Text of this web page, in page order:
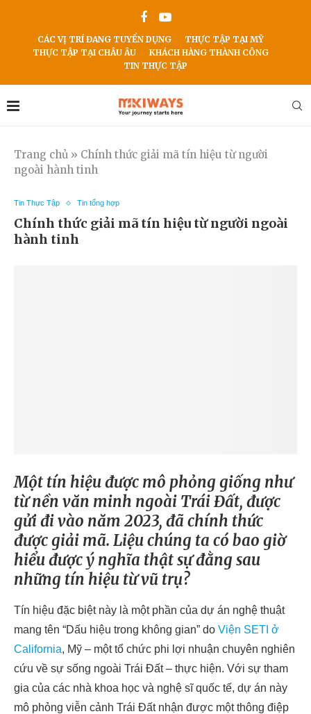
CÁC VỊ TRÍ ĐANG TUYỂN DỤNG
THỰC TẬP TẠI MỸ
THỰC TẬP TẠI CHÂU ÂU
KHÁCH HÀNG THÀNH CÔNG
TIN THỰC TẬP
Trang chủ » Chính thức giải mã tín hiệu từ người
ngoài hành tinh
Tin Thực Tập Tin tổng hợp
Chính thức giải mã tín hiệu từ người ngoài
hành tinh
Một tín hiệu được mô phỏng giống như
từ nền văn minh ngoài Trái Đất, được
gửi đi vào năm 2023, đã chính thức
được giải mã. Liệu chúng ta có bao giờ
hiểu được ý nghĩa thật sự đằng sau
những tín hiệu từ vũ trụ?
Tín hiệu đặc biệt này là một phần của dự án nghệ thuật
mang tên “Dấu hiệu trong không gian” do Viện SETI ở
California, Mỹ – một tổ chức phi lợi nhuận chuyên nghiên
cứu về sự sống ngoài Trái Đất – thực hiện. Với sự tham
gia của các nhà khoa học và nghệ sĩ quốc tế, dự án này
mô phỏng viễn cảnh Trái Đất nhận được một thông điệp